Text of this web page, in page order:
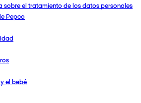
sobre el tratamiento de los datos personales
Pepco
el bebé